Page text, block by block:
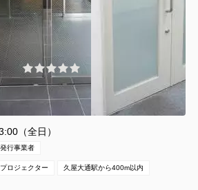
/時間
(0件)
愛知県名古屋市中区丸の内3-17-6
（全日）
行事業者
プロジェクター 久屋大通駅から400m以内